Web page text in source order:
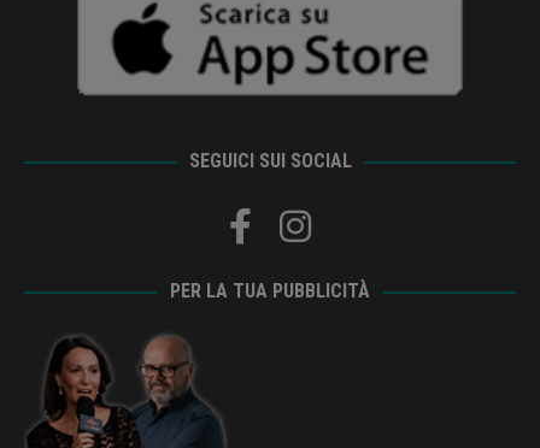
SEGUICI SUI SOCIAL
PER LA TUA PUBBLICITÀ